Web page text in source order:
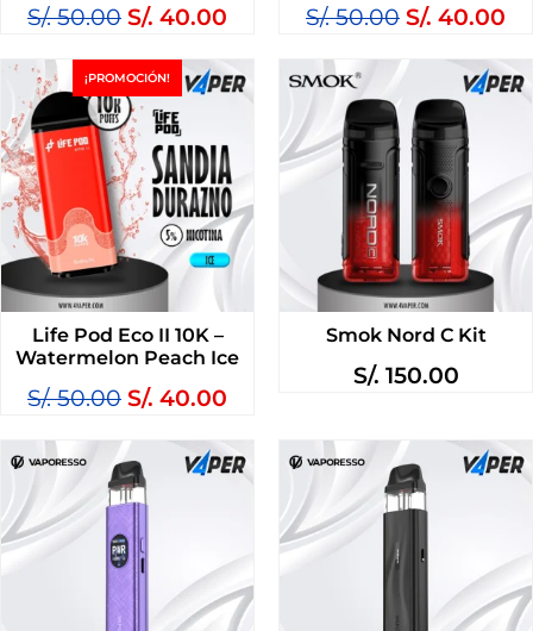
S/.50.00 S/. 40.00 S/.50.00 S/. 40.00
¡PROMOCIÓN!
Life Pod Eco II 10K –
Watermelon Peach Ice
S/.50.00 S/. 40.00
Smok Nord C Kit
S/. 150.00